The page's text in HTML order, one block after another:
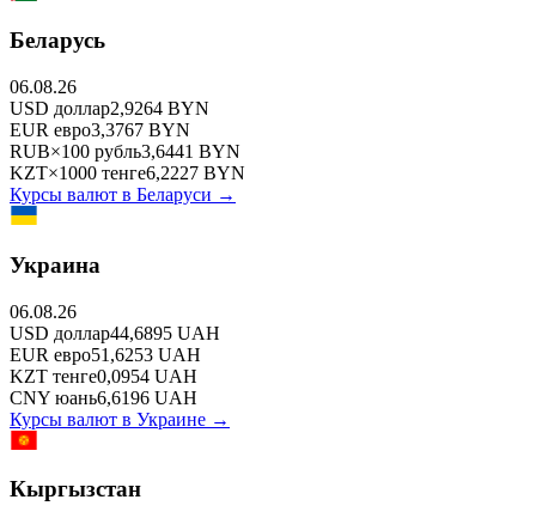
Беларусь
06.08.26
USD доллар2,9264 BYN
EUR евро3,3767 BYN
RUB×100 рубль3,6441 BYN
KZT×1000 тенге6,2227 BYN
Курсы валют в Беларуси →
Украина
06.08.26
USD доллар44,6895 UAH
EUR евро51,6253 UAH
KZT тенге0,0954 UAH
CNY юань6,6196 UAH
Курсы валют в Украине →
Кыргызстан